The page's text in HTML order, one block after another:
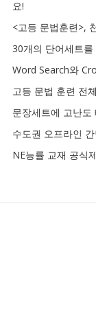
요!
<고등 문법훈련>,
30개의 단어세트
Word Search와
고등 문법 훈련 전
문장세트에 고난
수도권 오프라인
NE능률 교재 공식